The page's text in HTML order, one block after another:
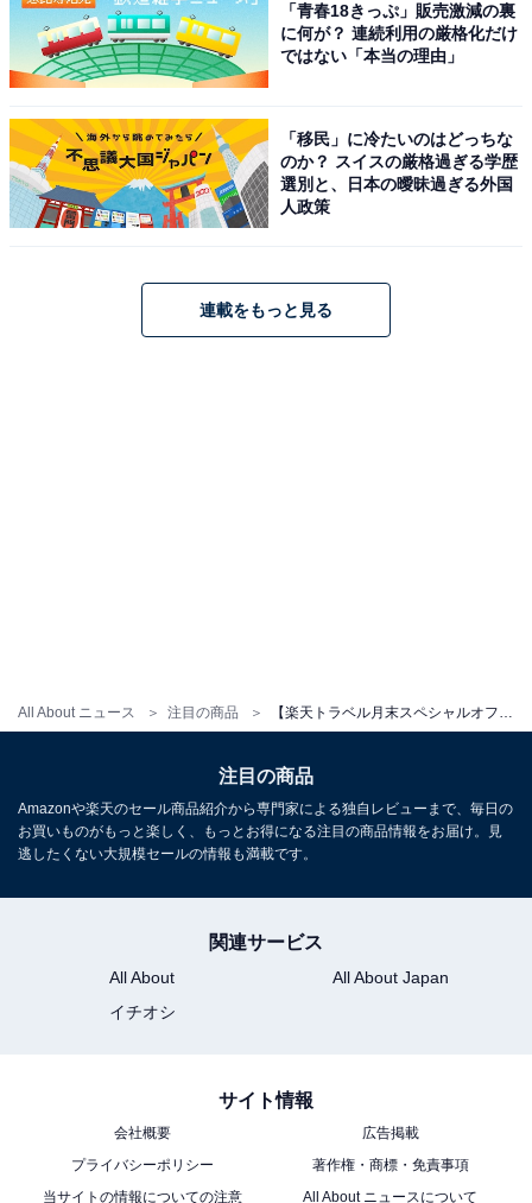
All About ニュース 注目の商品
こちらもおすすめ
【楽天トラベル売れ筋1位】「嬉野温泉 旅館 吉
田屋」は日本三大美肌の湯が自慢の宿【2月27
「青春18きっぷ」販売激減の裏
に何が？ 連続利用の厳格化だけ
ではない「本当の理由」
「移民」に冷たいのはどっちな
のか？ スイスの厳格過ぎる学歴
選別と、日本の曖昧過ぎる外国
人政策
連載をもっと見る
注目の商品
Amazonや楽天のセール商品紹介から専門家による独自レビューまで、毎日の
お買いものがもっと楽しく、もっとお得になる注目の商品情報をお届け。見
逃したくない大規模セールの情報も満載です。
関連サービス
All About
All About Japan
イチオシ
サイト情報
会社概要
広告掲載
プライバシーポリシー
著作権・商標・免責事項
当サイトの情報についての注意
All About ニュースについて